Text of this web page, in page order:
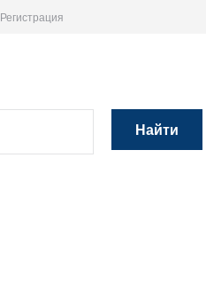
Регистрация
Найти